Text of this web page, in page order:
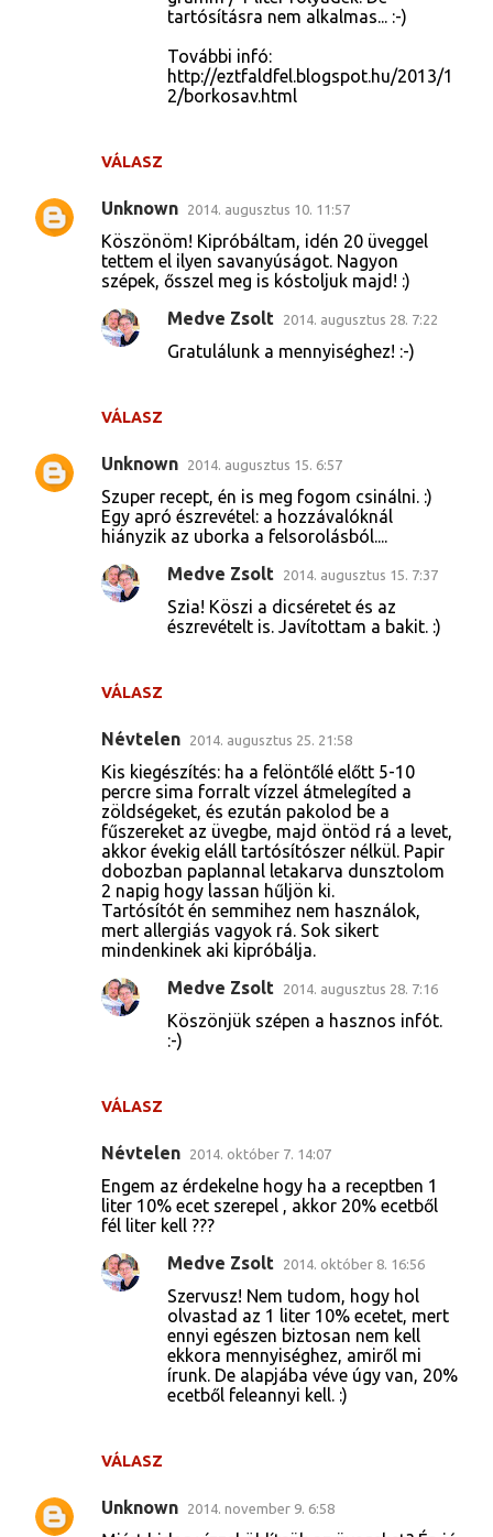
VÁLASZ
tartósításra nem alkalmas... :-)
További infó:
http://eztfaldfel.blogspot.hu/2013/1
2/borkosav.html
Unknown 2014. augusztus 10. 11:57
Köszönöm! Kipróbáltam, idén 20 üveggel
tettem el ilyen savanyúságot. Nagyon
szépek, ősszel meg is kóstoljuk majd! :)
VÁLASZ
Medve Zsolt 2014. augusztus 28. 7:22
Gratulálunk a mennyiséghez! :-)
Unknown 2014. augusztus 15. 6:57
Szuper recept, én is meg fogom csinálni. :)
Egy apró észrevétel: a hozzávalóknál
hiányzik az uborka a felsorolásból....
VÁLASZ
Medve Zsolt 2014. augusztus 15. 7:37
Szia! Köszi a dicséretet és az
észrevételt is. Javítottam a bakit. :)
Névtelen 2014. augusztus 25. 21:58
Kis kiegészítés: ha a felöntőlé előtt 5-10
percre sima forralt vízzel átmelegíted a
zöldségeket, és ezután pakolod be a
fűszereket az üvegbe, majd öntöd rá a levet,
akkor évekig eláll tartósítószer nélkül. Papir
dobozban paplannal letakarva dunsztolom
2 napig hogy lassan hűljön ki.
Tartósítót én semmihez nem használok,
mert allergiás vagyok rá. Sok sikert
mindenkinek aki kipróbálja.
VÁLASZ
Medve Zsolt 2014. augusztus 28. 7:16
Köszönjük szépen a hasznos infót.
:-)
Névtelen 2014. október 7. 14:07
Engem az érdekelne hogy ha a receptben 1
liter 10% ecet szerepel , akkor 20% ecetből
fél liter kell ???
VÁLASZ
Medve Zsolt 2014. október 8. 16:56
Szervusz! Nem tudom, hogy hol
olvastad az 1 liter 10% ecetet, mert
ennyi egészen biztosan nem kell
ekkora mennyiséghez, amiről mi
írunk. De alapjába véve úgy van, 20%
ecetből feleannyi kell. :)
Unknown 2014. november 9. 6:58